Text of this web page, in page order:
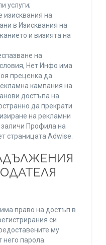
услуги;
изисквания на
в Изисквания на
и визията на
на
Нет Инфо има
преценка да
кампания на
достъпа на
да прекрати
на рекламни
Профила на
страницата Adwise.
право на достъп в
си
му
него парола.